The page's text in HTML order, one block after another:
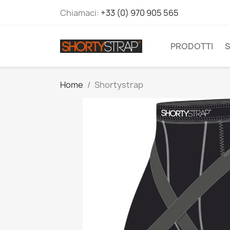
Chiamaci: +33 (0) 970 905 565
PRODOTTI
Home Shortystrap